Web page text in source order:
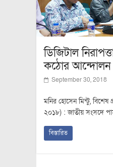
ডিজিটাল
কঠোর আন্দোলন
September 30, 2018
মনির হোসেন মিন্টু, বিশেষ
২০১৮) : জাতীয় সংসদে পাস
বিস্তারিত